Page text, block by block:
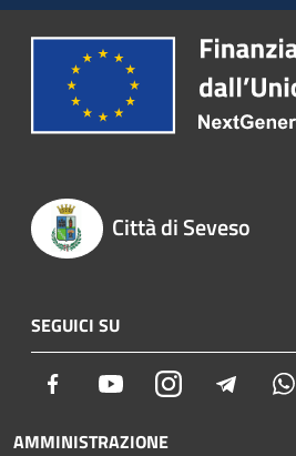
Città di Seveso
SEGUICI SU
Facebook YoutubeInstagram Telegram
AMMINISTRAZIONE